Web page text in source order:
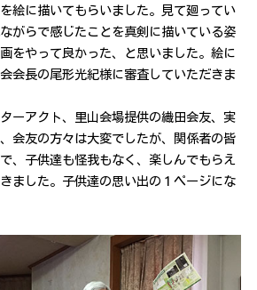
絵に描いてもらいました。見て廻ってい
がらで感じたことを真剣に描いている姿
をやって良かった、と思いました。絵に
会長の尾形光紀様に審査していただきま
ーアクト、里山会場提供の織田会友、実
会友の方々は大変でしたが、関係者の皆
、子供達も怪我もなく、楽しんでもらえ
ました。子供達の思い出の１ページにな